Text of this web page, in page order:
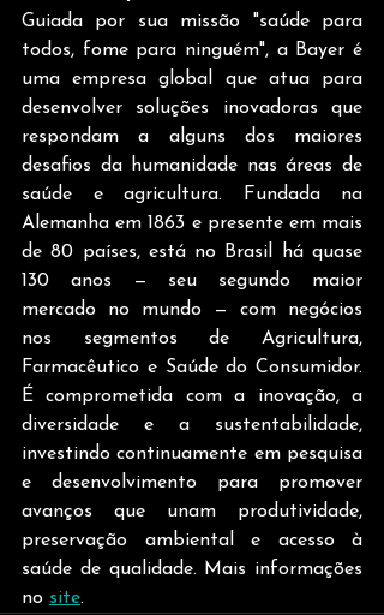
Guiada por sua missão "saúde para
todos, fome para ninguém", a Bayer é
uma empresa global que atua para
desenvolver soluções inovadoras que
respondam a alguns dos maiores
desafios da humanidade nas áreas de
saúde e agricultura. Fundada na
Alemanha em 1863 e presente em mais
de 80 países, está no Brasil há quase
130 anos — seu segundo maior
mercado no mundo — com negócios
nos segmentos de Agricultura,
Farmacêutico e Saúde do Consumidor.
É comprometida com a inovação, a
diversidade e a sustentabilidade,
investindo continuamente em pesquisa
e desenvolvimento para promover
avanços que unam produtividade,
preservação ambiental e acesso à
saúde de qualidade. Mais informações
no site.